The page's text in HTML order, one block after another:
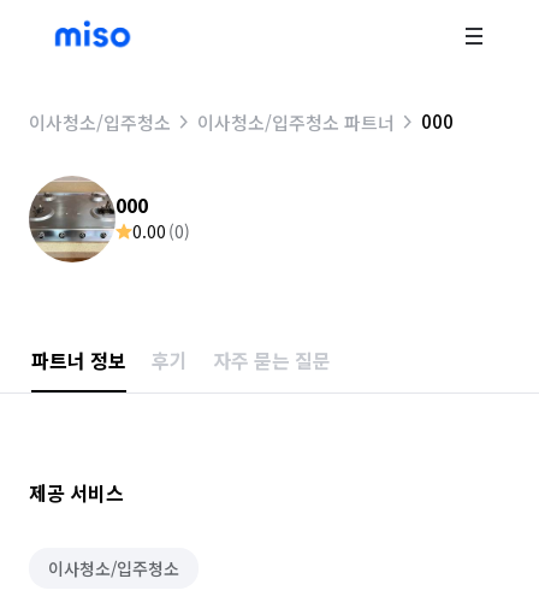
이사청소/입주청소 이사청소/입주청소 파트너 000
000
0.00 (0)
파트너 정보 후기 자주 묻는 질문
제공 서비스
이사청소/입주청소